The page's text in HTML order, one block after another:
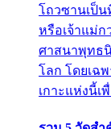
โถวซานเป็
หรือเจ้าแม่
ศาสนาพุทธ
โลก โดยเฉ
เกาะแห่งนี้